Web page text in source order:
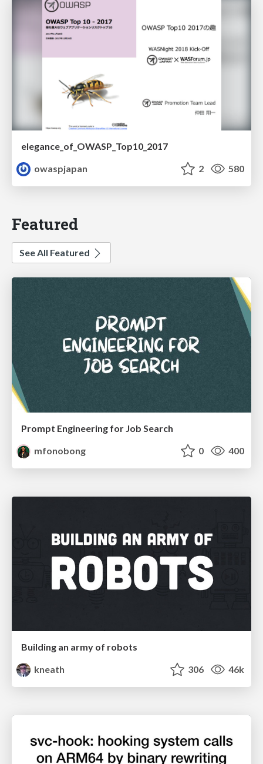
elegance_of_OWASP_Top10_2017
owaspjapan
2 580
Featured
See All Featured
Prompt Engineering for Job Search
mfonobong
0 400
Building an army of robots
kneath
306 46k